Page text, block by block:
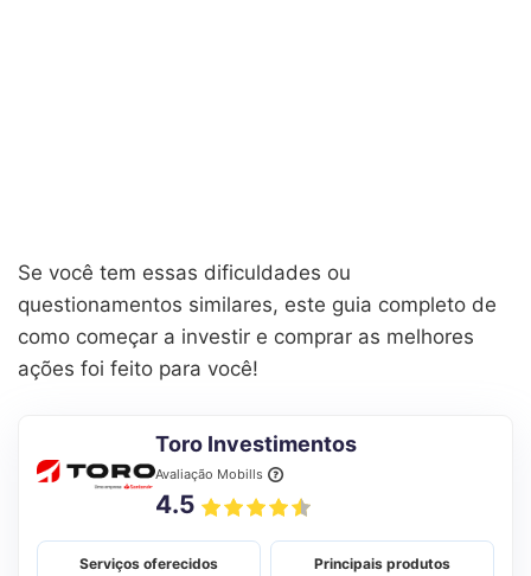
Se você tem essas dificuldades ou
questionamentos similares, este guia completo de
como começar a investir e comprar as melhores
ações foi feito para você!
Toro Investimentos
Avaliação Mobills
4.5
Serviços oferecidos Principais produtos